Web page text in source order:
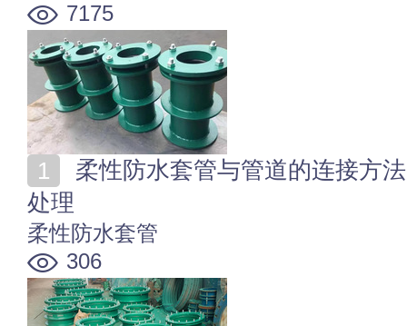
7175
处理
柔性防水套管
306